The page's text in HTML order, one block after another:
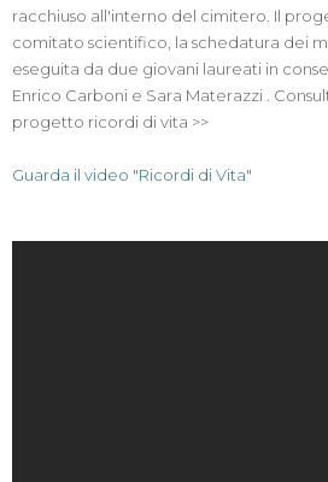
racchiuso all'interno del cimitero. Il
comitato scientifico, la schedatura dei
eseguita da due giovani laureati in
Enrico Carboni e Sara Materazzi .
progetto ricordi di vita >>
Guarda il video "Ricordi di Vita"